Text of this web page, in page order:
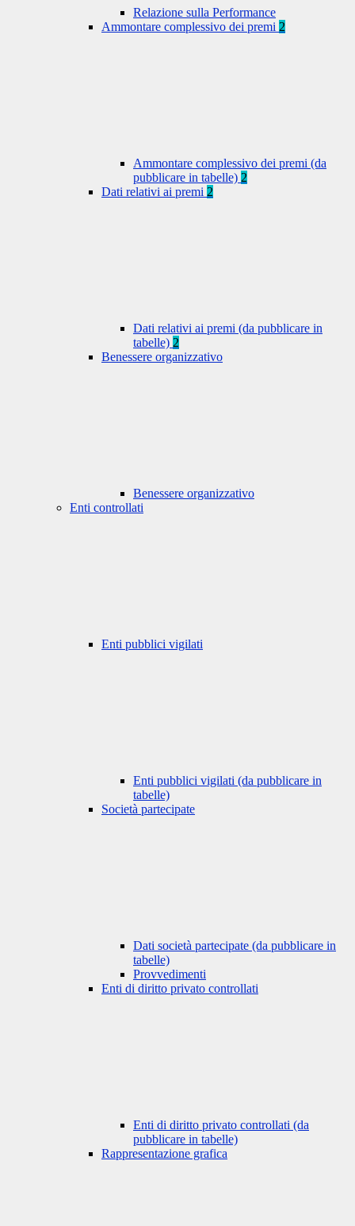
Relazione sulla Performance
Ammontare complessivo dei premi 2
Ammontare complessivo dei premi (da
pubblicare in tabelle) 2
Dati relativi ai premi 2
Dati relativi ai premi (da pubblicare in
tabelle) 2
Benessere organizzativo
Benessere organizzativo
Enti controllati
Enti pubblici vigilati
Enti pubblici vigilati (da pubblicare in
tabelle)
Società partecipate
Dati società partecipate (da pubblicare in
tabelle)
Provvedimenti
Enti di diritto privato controllati
Enti di diritto privato controllati (da
pubblicare in tabelle)
Rappresentazione grafica